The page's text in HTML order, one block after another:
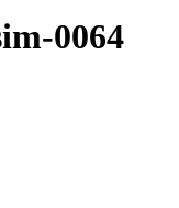
0064